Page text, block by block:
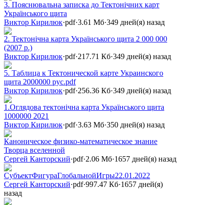
3. Пояснювальна записка до Тектонічних карт
Українського щита
Виктор Кирилюк·pdf·3.61 Мб·349 дней(я) назад
2. Тектонічна карта Українського щита 2 000 000
(2007 р.)
Виктор Кирилюк·pdf·217.71 Кб·349 дней(я) назад
5. Таблица к Тектонической карте Украинского
щита 2000000 рус.pdf
Виктор Кирилюк·pdf·256.36 Кб·349 дней(я) назад
1.Оглядова тектонічна карта Українського щита
1000000 2021
Виктор Кирилюк·pdf·3.63 Мб·350 дней(я) назад
Каноническое физико-математическое знание
Творца вселенной
Сергей Канторский·pdf·2.06 Мб·1657 дней(я) назад
СубъектФигураГлобальнойИгры22.01.2022
Сергей Канторский·pdf·997.47 Кб·1657 дней(я)
назад